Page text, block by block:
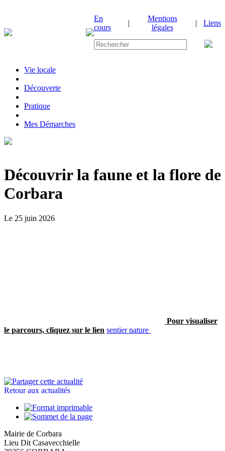
En
cours
|
Mentions
légales
| Liens
Vie locale
|Découverte
|Pratique
|Mes Démarches
Découvrir la faune et la flore de
Corbara
Le 25 juin 2026
Pour visualiser
le parcours, cliquez sur le lien sentier nature
Retour aux actualités
Mairie de Corbara
Lieu Dit Casavecchielle